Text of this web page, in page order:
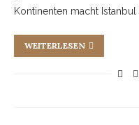
Kontinenten macht Istanbul …
WEITERLESEN